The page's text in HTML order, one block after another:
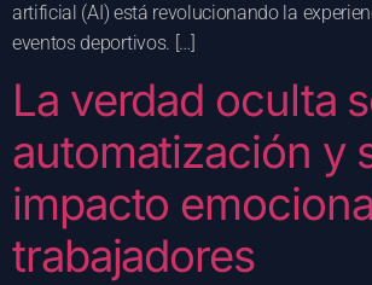
artificial (AI) está revolucionando la
eventos deportivos. […]
La verdad oculta
automatización y
impacto
trabajadores